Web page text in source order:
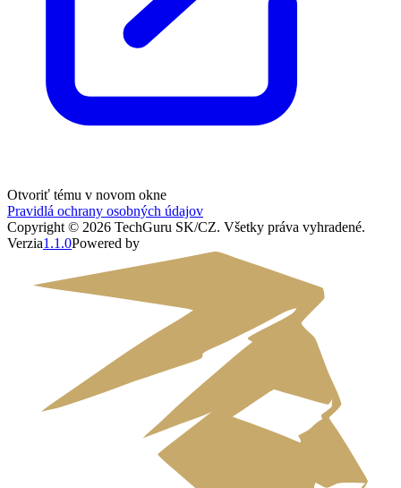
Otvoriť tému v novom okne
Pravidlá ochrany osobných údajov
Copyright © 2026 TechGuru SK/CZ. Všetky práva vyhradené.
Verzia1.1.0Powered by